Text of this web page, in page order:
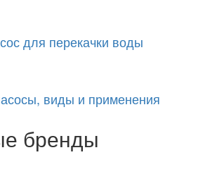
для перекачки воды
виды и применения
бренды